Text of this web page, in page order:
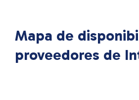
Mapa de
proveedores de